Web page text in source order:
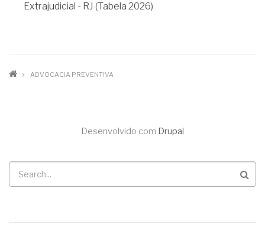
Extrajudicial - RJ (Tabela 2026)
TRILHA
NAVEGAÇÃO
ADVOCACIA PREVENTIVA
Desenvolvido com Drupal